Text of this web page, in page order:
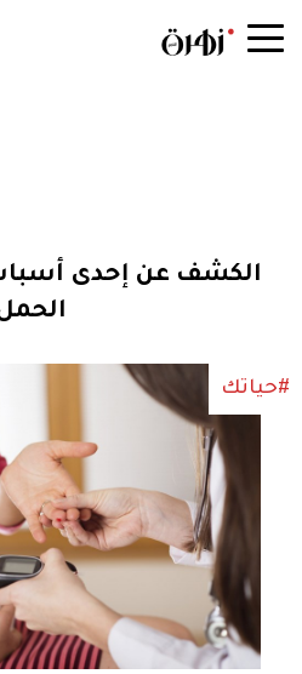
الكشف عن إحدى
#حياتك